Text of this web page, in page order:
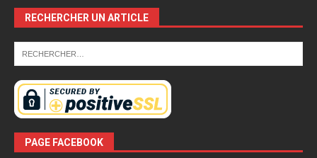
RECHERCHER UN ARTICLE
PAGE FACEBOOK